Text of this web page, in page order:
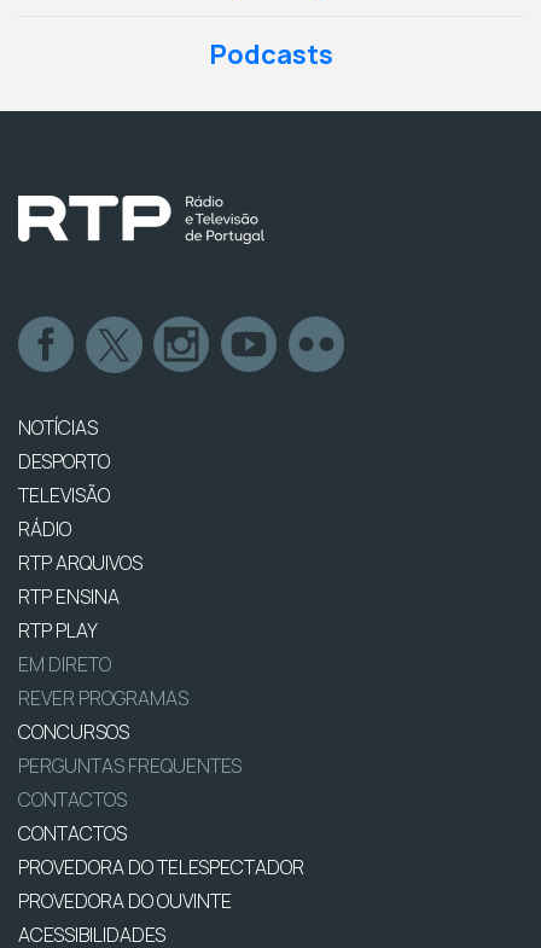
Podcasts
NOTÍCIAS
DESPORTO
TELEVISÃO
RÁDIO
RTP ARQUIVOS
RTP ENSINA
RTP PLAY
EM DIRETO
REVER PROGRAMAS
CONCURSOS
PERGUNTAS FREQUENTES
CONTACTOS
CONTACTOS
PROVEDORA DO TELESPECTADOR
PROVEDORA DO OUVINTE
ACESSIBILIDADES